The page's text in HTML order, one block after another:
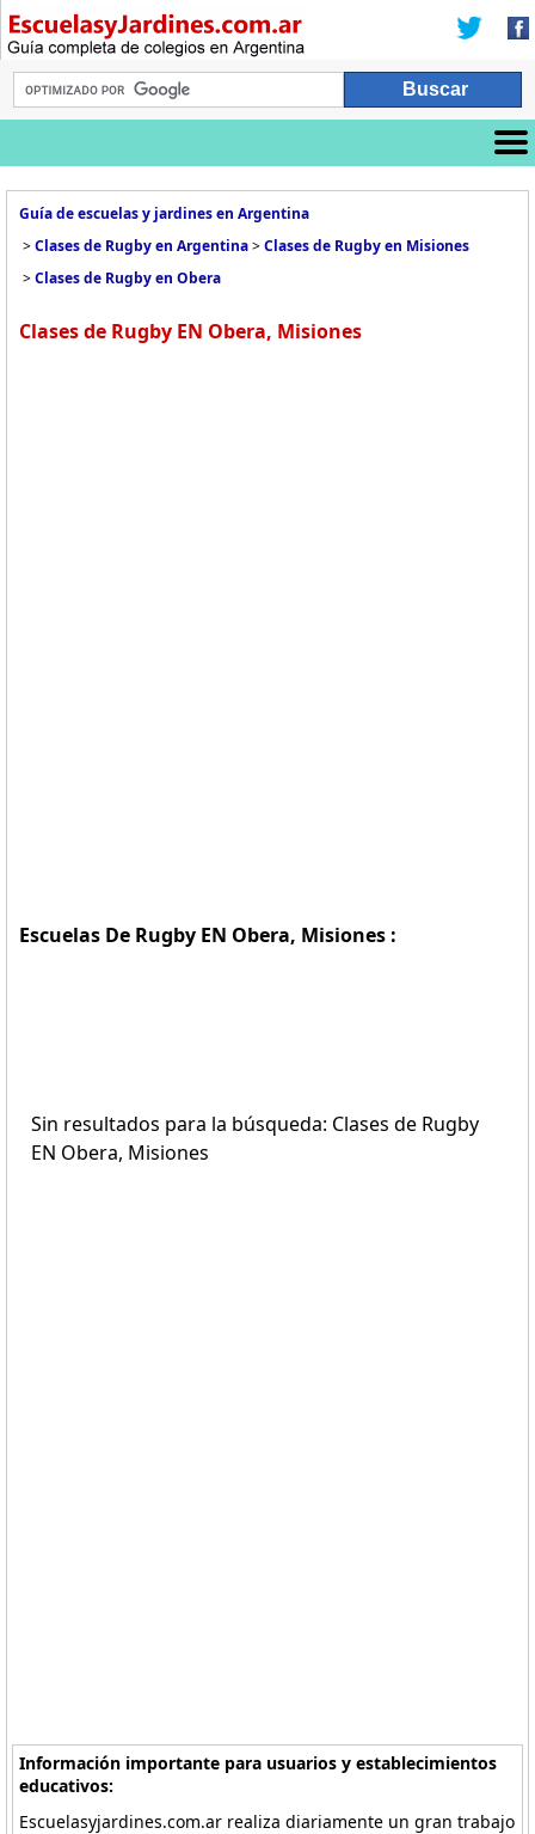
Guía de escuelas y jardines en Argentina
>Clases de Rugby en Argentina>Clases de Rugby en Misiones
>Clases de Rugby en Obera
Clases de Rugby EN Obera, Misiones
Escuelas De Rugby EN Obera, Misiones :
Sin resultados para la búsqueda: Clases de Rugby
EN Obera, Misiones
Información importante para usuarios y establecimientos
educativos:
Escuelasyjardines.com.ar realiza diariamente un gran trabajo